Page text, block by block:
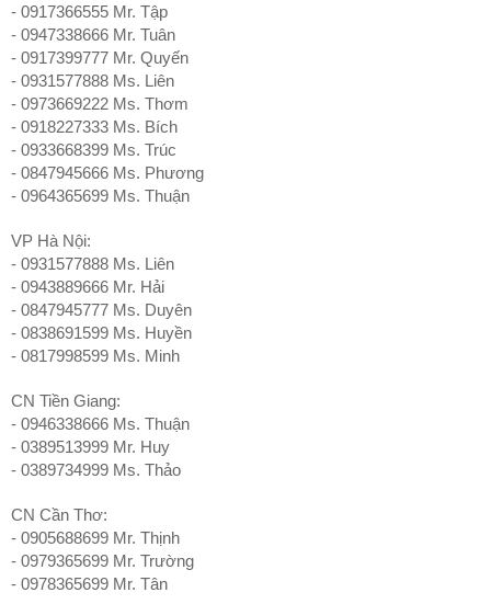
- 0917366555 Mr. Tập
- 0947338666 Mr. Tuân
- 0917399777 Mr. Quyến
- 0931577888 Ms. Liên
- 0973669222 Ms. Thơm
- 0918227333 Ms. Bích
- 0933668399 Ms. Trúc
- 0847945666 Ms. Phương
- 0964365699 Ms. Thuận
VP Hà Nội:
- 0931577888 Ms. Liên
- 0943889666 Mr. Hải
- 0847945777 Ms. Duyên
- 0838691599 Ms. Huyền
- 0817998599 Ms. Minh
CN Tiền Giang:
- 0946338666 Ms. Thuận
- 0389513999 Mr. Huy
- 0389734999 Ms. Thảo
CN Cần Thơ:
- 0905688699 Mr. Thịnh
- 0979365699 Mr. Trường
- 0978365699 Mr. Tân